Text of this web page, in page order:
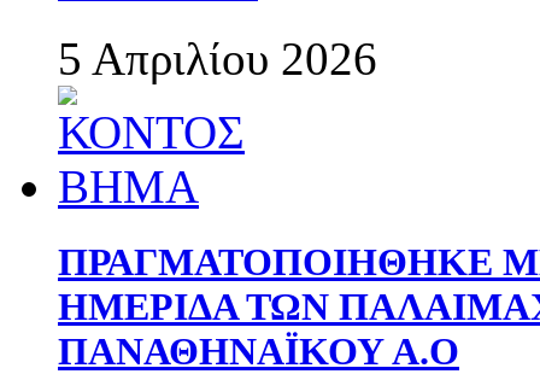
5 Απριλίου 2026
ΠΡΑΓΜΑΤΟΠΟΙΗΘΗΚΕ
ΗΜΕΡΙΔΑ ΤΩΝ
ΠΑΝΑΘΗΝΑΪΚΟΥ Α.Ο